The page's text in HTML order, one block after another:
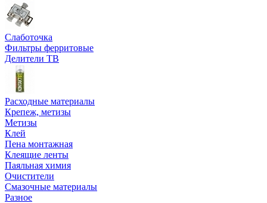
Слаботочка
Фильтры ферритовые
Делители ТВ
Расходные материалы
Крепеж, метизы
Метизы
Клей
Пена монтажная
Клеящие ленты
Паяльная химия
Очистители
Смазочные материалы
Разное